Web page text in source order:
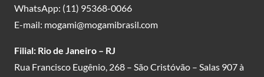
WhatsApp: (11) 95368-0066
E-mail: mogami@mogamibrasil.com
Filial: Rio de Janeiro – RJ
Rua Francisco Eugênio, 268 – São Cristóvão – Salas 907 à